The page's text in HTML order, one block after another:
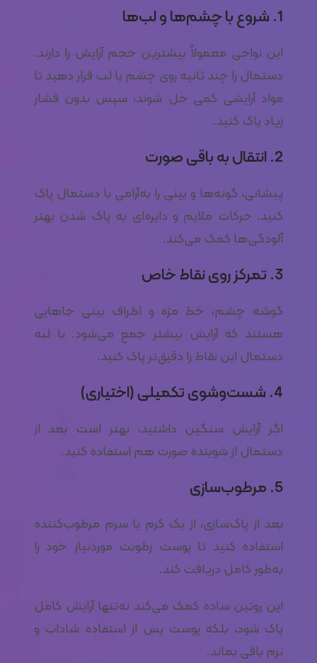
1. شروع با چشم‌ها و لب‌ها
این نواحی معمولاً بیشترین حجم آرایش را دارند.
دستمال را چند ثانیه روی چشم یا لب قرار دهید تا
مواد آرایشی کمی حل شوند، سپس بدون فشار
زیاد پاک کنید.
2. انتقال به باقی صورت
پیشانی، گونه‌ها و بینی را به‌آرامی با دستمال پاک
کنید. حرکات ملایم و دایره‌ای به پاک شدن بهتر
آلودگی‌ها کمک می‌کند.
3. تمرکز روی نقاط خاص
گوشه چشم، خط مژه و اطراف بینی جاهایی
هستند که آرایش بیشتر جمع می‌شود. با لبه
دستمال این نقاط را دقیق‌تر پاک کنید.
4. شست‌وشوی تکمیلی (اختیاری)
اگر آرایش سنگین داشتید، بهتر است بعد از
دستمال از شوینده صورت هم استفاده کنید.
5. مرطوب‌سازی
بعد از پاک‌سازی، از یک کرم یا سرم مرطوب‌کننده
استفاده کنید تا پوست رطوبت موردنیاز خود را
به‌طور کامل دریافت کند.
این روتین ساده کمک می‌کند نه‌تنها آرایش کامل
پاک شود، بلکه پوست پس از استفاده شاداب و
نرم باقی بماند.